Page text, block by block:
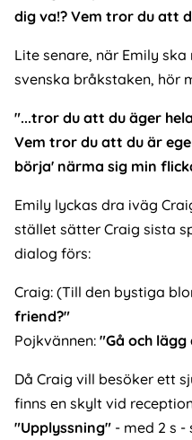
dig va!? Vem tror du att
Lite senare, när Emily
svenska bråkstaken, hör
"...tror du att du äger
Vem tror du att du är
börja' närma sig min
Emily lyckas dra iväg
stället sätter Craig sista
dialog förs:
Craig: (Till den bystiga
friend?"
Pojkvännen: "Gå och lägg
Då Craig vill besöker ett
finns en skylt vid
"Upplyssning" - med 2 s